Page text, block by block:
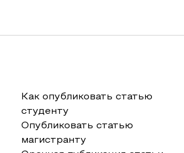
Как опубликовать статью
студенту
Опубликовать статью
магистранту